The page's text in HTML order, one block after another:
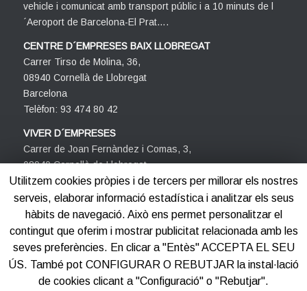
vehicle i comunicat amb transport públic i a 10 minuts de l
´Aeroport de Barcelona-El Prat….
CENTRE D´EMPRESES BAIX LLOBREGAT
Carrer Tirso de Molina, 36,
08940 Cornellà de Llobregat
Barcelona
Telèfon: 93 474 80 42
VIVER D´EMPRESES
Carrer de Joan Fernàndez i Comas, 3,
08940 Cornellà de Llobregat
Barcelona
Telèfon: 93 474 80 42
Utilitzem cookies pròpies i de tercers per millorar els nostres
serveis, elaborar informació estadística i analitzar els seus
hàbits de navegació. Això ens permet personalitzar el
contingut que oferim i mostrar publicitat relacionada amb les
seves preferències. En clicar a "Entès" ACCEPTA EL SEU
ÚS. També pot CONFIGURAR O REBUTJAR la instal·lació
de cookies clicant a "Configuració" o "Rebutjar".